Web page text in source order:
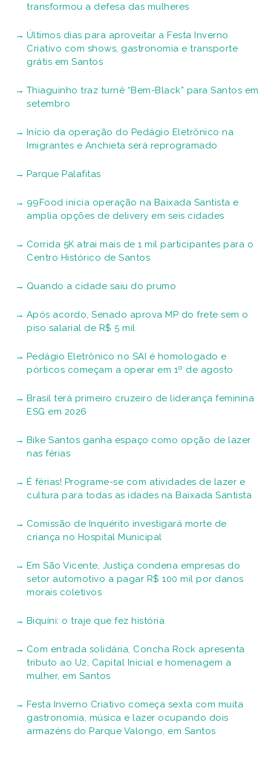
transformou a defesa das mulheres
Últimos dias para aproveitar a Festa Inverno
Criativo com shows, gastronomia e transporte
grátis em Santos
Thiaguinho traz turnê “Bem-Black” para Santos em
setembro
Início da operação do Pedágio Eletrônico na
Imigrantes e Anchieta será reprogramado
Parque Palafitas
99Food inicia operação na Baixada Santista e
amplia opções de delivery em seis cidades
Corrida 5K atrai mais de 1 mil participantes para o
Centro Histórico de Santos
Quando a cidade saiu do prumo
Após acordo, Senado aprova MP do frete sem o
piso salarial de R$ 5 mil
Pedágio Eletrônico no SAI é homologado e
pórticos começam a operar em 1º de agosto
Brasil terá primeiro cruzeiro de liderança feminina
ESG em 2026
Bike Santos ganha espaço como opção de lazer
nas férias
É férias! Programe-se com atividades de lazer e
cultura para todas as idades na Baixada Santista
Comissão de Inquérito investigará morte de
criança no Hospital Municipal
Em São Vicente, Justiça condena empresas do
setor automotivo a pagar R$ 100 mil por danos
morais coletivos
Biquíni: o traje que fez história
Com entrada solidária, Concha Rock apresenta
tributo ao U2, Capital Inicial e homenagem a
mulher, em Santos
Festa Inverno Criativo começa sexta com muita
gastronomia, música e lazer ocupando dois
armazéns do Parque Valongo, em Santos